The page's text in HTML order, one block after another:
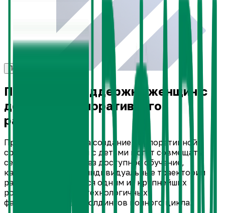
Подать заявку
Программа поддержки женщин с
детьми и корпоративного
развития
Проект направлен на создание корпоративной
среды, где женщины с детьми могут совмещать
семью и карьеру через доступное обучение,
кадровый резерв и индивидуальные траектории
развития. Реализуется одним из крупнейших
российских высокотехнологичных
фармацевтических холдингов полного цикла.